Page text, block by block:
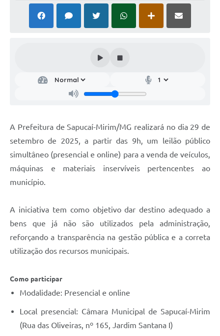
A Prefeitura de Sapucaí-Mirim/MG realizará no dia 29 de
setembro de 2025, a partir das 9h, um leilão público
simultâneo (presencial e online) para a venda de veículos,
máquinas e materiais inservíveis pertencentes ao
município.
A iniciativa tem como objetivo dar destino adequado a
bens que já não são utilizados pela administração,
reforçando a transparência na gestão pública e a correta
utilização dos recursos municipais.
Como participar
Modalidade: Presencial e online
Local presencial: Câmara Municipal de Sapucaí-Mirim
(Rua das Oliveiras, nº 165, Jardim Santana I)